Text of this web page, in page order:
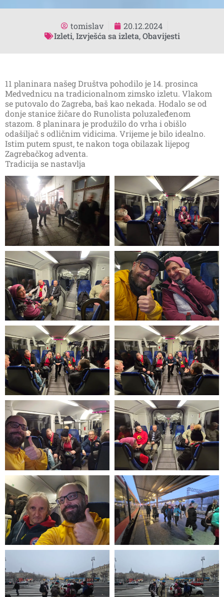
Izleti,Izvješća sa izleta,Obavijesti
Medvednicu na tradicionalnom zimsko izletu. Vlakom
se putovalo do Zagreba, baš kao nekada. Hodalo se od
donje stanice žičare do Runolista poluzaleđenom
stazom. 8 planinara je produžilo do vrha i obišlo
odašiljač s odličnim vidicima. Vrijeme je bilo idealno.
Istim putem spust, te nakon toga obilazak lijepog
Zagrebačkog adventa.
Tradicija se nastavlja